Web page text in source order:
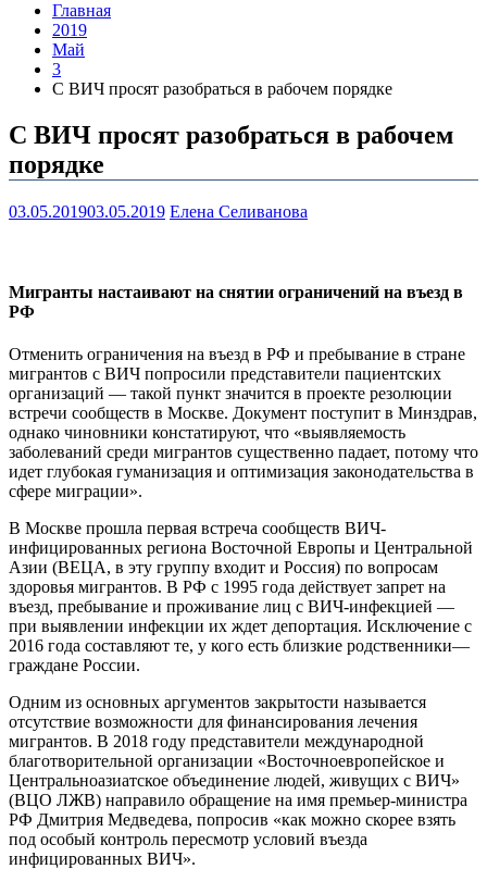
Главная
2019
Май
3
С ВИЧ просят разобраться в рабочем порядке
С ВИЧ просят разобраться в рабочем
порядке
03.05.201903.05.2019 Елена Селиванова
Мигранты настаивают на снятии ограничений на въезд в
РФ
Отменить ограничения на въезд в РФ и пребывание в стране
мигрантов с ВИЧ попросили представители пациентских
организаций — такой пункт значится в проекте резолюции
встречи сообществ в Москве. Документ поступит в Минздрав,
однако чиновники констатируют, что «выявляемость
заболеваний среди мигрантов существенно падает, потому что
идет глубокая гуманизация и оптимизация законодательства в
сфере миграции».
В Москве прошла первая встреча сообществ ВИЧ-
инфицированных региона Восточной Европы и Центральной
Азии (ВЕЦА, в эту группу входит и Россия) по вопросам
здоровья мигрантов. В РФ с 1995 года действует запрет на
въезд, пребывание и проживание лиц с ВИЧ-инфекцией —
при выявлении инфекции их ждет депортация. Исключение с
2016 года составляют те, у кого есть близкие родственники—
граждане России.
Одним из основных аргументов закрытости называется
отсутствие возможности для финансирования лечения
мигрантов. В 2018 году представители международной
благотворительной организации «Восточноевропейское и
Центральноазиатское объединение людей, живущих с ВИЧ»
(ВЦО ЛЖВ) направило обращение на имя премьер-министра
РФ Дмитрия Медведева, попросив «как можно скорее взять
под особый контроль пересмотр условий въезда
инфицированных ВИЧ».